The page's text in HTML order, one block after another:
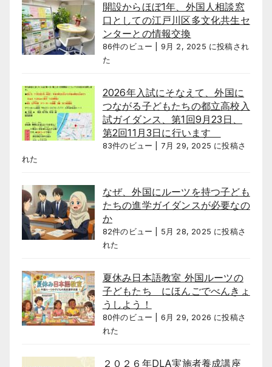
開設からほぼ1年、外国人相談窓
口としての江戸川区多文化共生セ
ンターとの情報交換
86件のビュー
9月 2, 2025 に投稿され
た
2026年入試にそなえて、外国に
つながる子どもたちの都立高校入
試ガイダンス、第1回9月23日、
第2回11月3日に行います
83件のビュー
7月 29, 2025 に投稿さ
れた
なぜ、外国にルーツを持つ子ども
たちの進学ガイダンスが必要なの
か
82件のビュー
5月 28, 2025 に投稿さ
れた
夏休み日本語教室 外国ルーツの
子どもたち にほんごでべんきょ
うしよう！
80件のビュー
6月 29, 2026 に投稿さ
れた
２０２６年DLA実施者養成講座